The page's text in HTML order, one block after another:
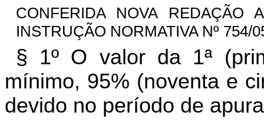
CONFERIDA NOVA
INSTRUÇÃO NORMATIVA Nº 754/
§ 1º O valor da 1ª
mínimo, 95% (noventa e
devido no período de